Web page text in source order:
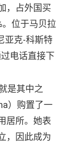
，占外国买
。位于马贝拉
亚克-科斯特
电话直接下
是其中之
）购置了一
居所。她表
，因此成为